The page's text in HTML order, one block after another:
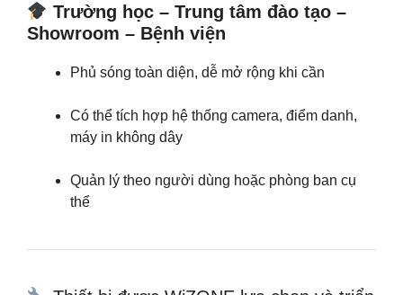
Trường học – Trung tâm đào tạo –
Showroom – Bệnh viện
Phủ sóng toàn diện, dễ mở rộng khi cần
Có thể tích hợp hệ thống camera, điểm danh,
máy in không dây
Quản lý theo người dùng hoặc phòng ban cụ
thể